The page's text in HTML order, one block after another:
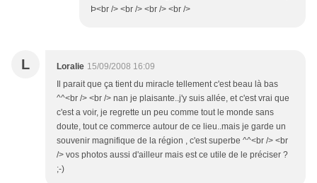
Þ<br /> <br /> <br /> <br />
L Loralie 15/09/2008 16:09
Il parait que ça tient du miracle tellement c'est beau là bas
^^<br /> <br /> nan je plaisante..j'y suis allée, et c'est vrai que
c'est a voir, je regrette un peu comme tout le monde sans
doute, tout ce commerce autour de ce lieu..mais je garde un
souvenir magnifique de la région , c'est superbe ^^<br /> <br
/> vos photos aussi d'ailleur mais est ce utile de le préciser ?
;-)